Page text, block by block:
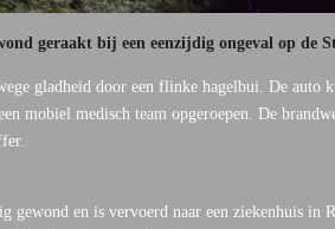
geraakt bij een eenzijdig ongeval op de
gladheid door een flinke hagelbui. De auto
mobiel medisch team opgeroepen. De
en is vervoerd naar een ziekenhuis in